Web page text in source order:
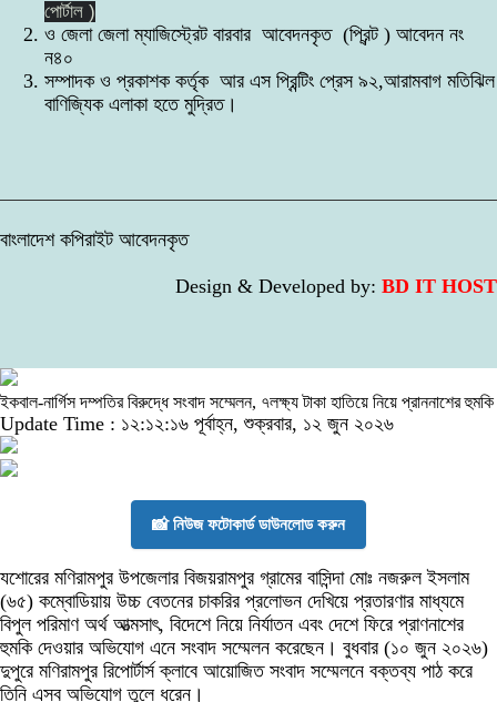
পোর্টাল )
ও জেলা জেলা ম্যাজিস্ট্রেট বারবার আবেদনকৃত (প্রিন্ট ) আবেদন নং
ন৪০
সম্পাদক ও প্রকাশক কর্তৃক আর এস প্রিন্টিং প্রেস ৯২,আরামবাগ মতিঝিল
বাণিজ্যিক এলাকা হতে মুদ্রিত।
বাংলাদেশ কপিরাইট আবেদনকৃত
Design & Developed by: BD IT HOST
ইকবাল-নার্গিস দম্পতির বিরুদ্ধে সংবাদ সম্মেলন, ৭লক্ষ্য টাকা হাতিয়ে নিয়ে প্রাননাশের হুমকি
Update Time : ১২:১২:১৬ পূর্বাহ্ন, শুক্রবার, ১২ জুন ২০২৬
📸 নিউজ ফটোকার্ড ডাউনলোড করুন
যশোরের মণিরামপুর উপজেলার বিজয়রামপুর গ্রামের বাসিন্দা মোঃ নজরুল ইসলাম
(৬৫) কম্বোডিয়ায় উচ্চ বেতনের চাকরির প্রলোভন দেখিয়ে প্রতারণার মাধ্যমে
বিপুল পরিমাণ অর্থ আত্মসাৎ, বিদেশে নিয়ে নির্যাতন এবং দেশে ফিরে প্রাণনাশের
হুমকি দেওয়ার অভিযোগ এনে সংবাদ সম্মেলন করেছেন। বুধবার (১০ জুন ২০২৬)
দুপুরে মণিরামপুর রিপোর্টার্স ক্লাবে আয়োজিত সংবাদ সম্মেলনে বক্তব্য পাঠ করে
তিনি এসব অভিযোগ তুলে ধরেন।